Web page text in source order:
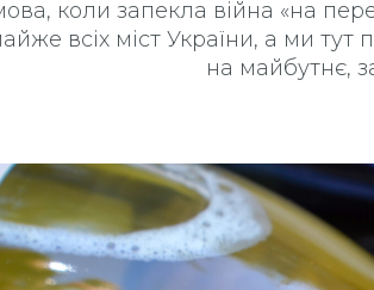
коли запекла війна «на
всіх міст України, а ми тут
на майбутнє,